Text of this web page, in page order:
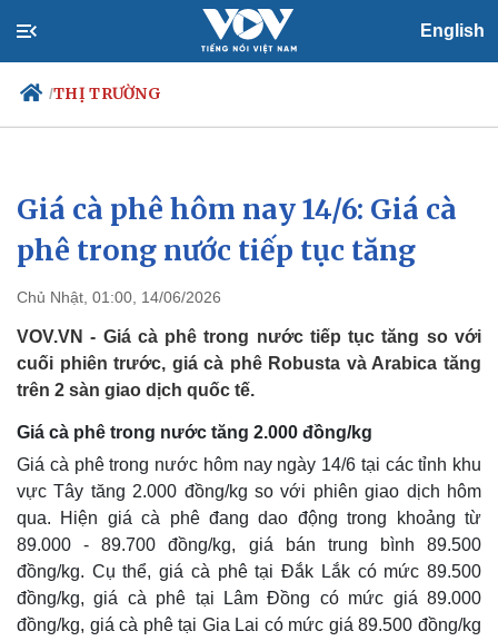
English
/THỊ TRƯỜNG
Chính trị
Đảng
Tổ chức nhân sự
Nhận diện sự thật
Xã hội
Tin 24h
Dự báo thời tiết
Việc làm
Biển đảo
Giá cà phê hôm nay 14/6: Giá cà
phê trong nước tiếp tục tăng
Chủ Nhật, 01:00, 14/06/2026
VOV.VN - Giá cà phê trong nước tiếp tục tăng so với
cuối phiên trước, giá cà phê Robusta và Arabica tăng
trên 2 sàn giao dịch quốc tế.
Giá cà phê trong nước tăng 2.000 đồng/kg
Giá cà phê trong nước hôm nay ngày 14/6 tại các tỉnh khu
vực Tây tăng 2.000 đồng/kg so với phiên giao dịch hôm
qua. Hiện giá cà phê đang dao động trong khoảng từ
89.000 - 89.700 đồng/kg, giá bán trung bình 89.500
đồng/kg. Cụ thể, giá cà phê tại Đắk Lắk có mức 89.500
đồng/kg, giá cà phê tại Lâm Đồng có mức giá 89.000
đồng/kg, giá cà phê tại Gia Lai có mức giá 89.500 đồng/kg